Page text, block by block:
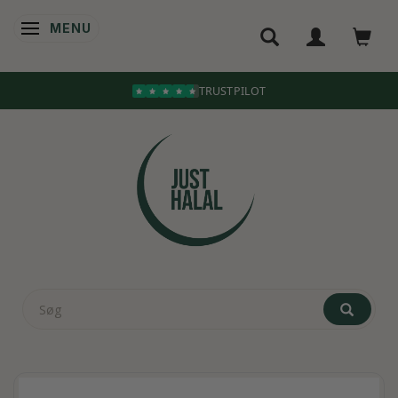
SKIFTE NAVIGATION
MENU
TRUSTPILOT